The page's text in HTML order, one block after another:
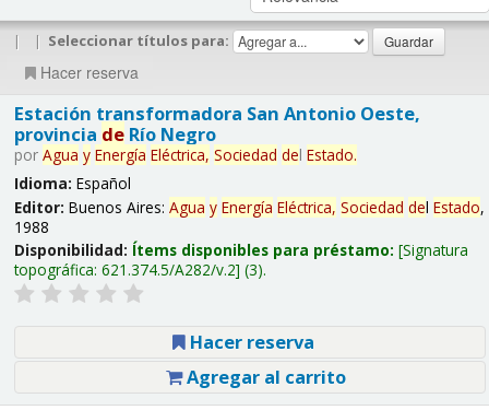
| | Seleccionar títulos para:
Hacer reserva
Estación transformadora San Antonio Oeste,
provincia deRío Negro
por Agua y Energía Eléctrica, Sociedad del Estado.
Idioma: Español
Editor: Buenos Aires: Agua y Energía Eléctrica, Sociedad del Estado,
1988
Disponibilidad: Ítems disponibles para préstamo: Signatura
topográfica: 621.374.5/A282/v.2 (3).
Hacer reserva
Agregar al carrito